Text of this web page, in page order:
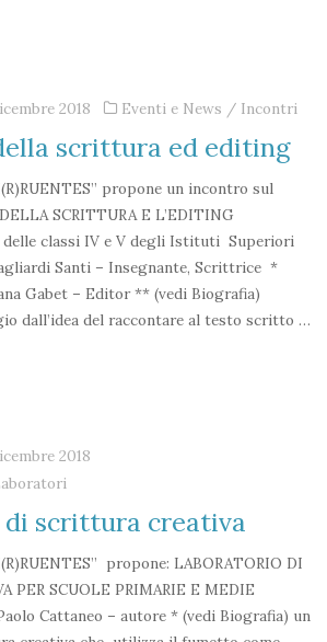
2018 Eventi e News / Incontri
scrittura ed editing
propone un incontro sul
SCRITTURA E L’EDITING
classi IV e V degli Istituti Superiori
Santi – Insegnante, Scrittrice *
Gabet – Editor ** (vedi Biografia)
dall’idea del raccontare al testo scritto …
2018
scrittura creativa
propone: LABORATORIO DI
PER SCUOLE PRIMARIE E MEDIE
Cattaneo – autore * (vedi Biografia) un